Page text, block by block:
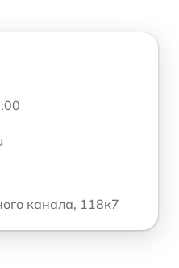
канала, 118к7